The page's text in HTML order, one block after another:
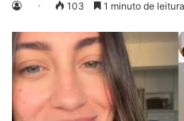
103 1 minuto de leitura